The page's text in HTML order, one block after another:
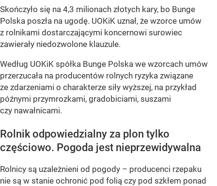
Skończyło się na 4,3 milionach złotych kary, bo Bunge
Polska poszła na ugodę. UOKiK uznał, że wzorce umów
z rolnikami dostarczającymi koncernowi surowiec
zawierały niedozwolone klauzule.
Według UOKiK spółka Bunge Polska we wzorcach umów
przerzucała na producentów rolnych ryzyka związane
ze zdarzeniami o charakterze siły wyższej, na przykład
późnymi przymrozkami, gradobiciami, suszami
czy nawałnicami.
Rolnik odpowiedzialny za plon tylko
częściowo. Pogoda jest nieprzewidywalna
Rolnicy są uzależnieni od pogody – producenci rzepaku
nie są w stanie ochronić pod folią czy pod szkłem ponad